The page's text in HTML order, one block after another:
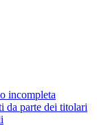
incompleta
da parte dei titolari